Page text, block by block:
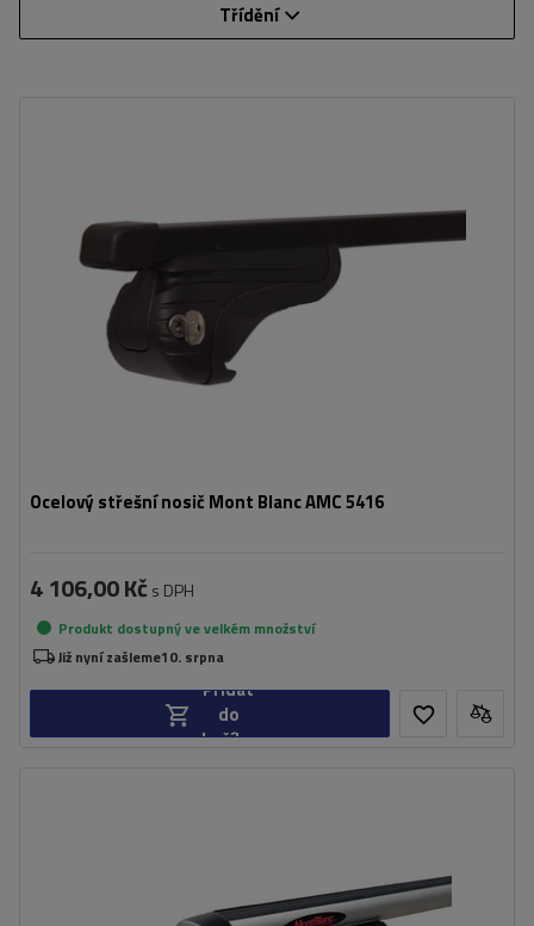
Třídění
Ocelový střešní nosič Mont Blanc AMC 5416
4 106,00 Kč s DPH
Produkt dostupný ve velkém množství
Již nyní zašleme10. srpna
Přidat
do
košíku